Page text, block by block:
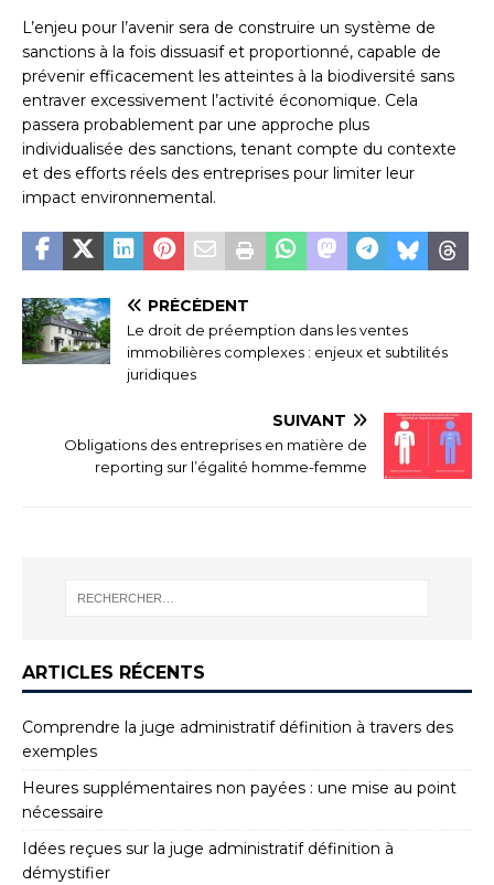
L’enjeu pour l’avenir sera de construire un système de
sanctions à la fois dissuasif et proportionné, capable de
prévenir efficacement les atteintes à la biodiversité sans
entraver excessivement l’activité économique. Cela
passera probablement par une approche plus
individualisée des sanctions, tenant compte du contexte
et des efforts réels des entreprises pour limiter leur
impact environnemental.
PRÉCÉDENT
Le droit de préemption dans les ventes
immobilières complexes : enjeux et subtilités
juridiques
SUIVANT
Obligations des entreprises en matière de
reporting sur l’égalité homme-femme
ARTICLES RÉCENTS
Comprendre la juge administratif définition à travers des
exemples
Heures supplémentaires non payées : une mise au point
nécessaire
Idées reçues sur la juge administratif définition à
démystifier